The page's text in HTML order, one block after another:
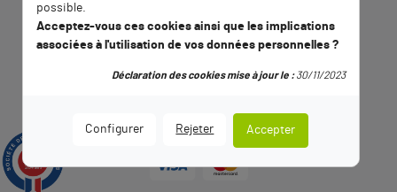
possible.
Acceptez-vous ces cookies ainsi que les implications
associées à l'utilisation de vos données personnelles ?
Configurer Rejeter Accepter
Déclaration des cookies mise à jour le :30/11/2023
9.5
2794 avis